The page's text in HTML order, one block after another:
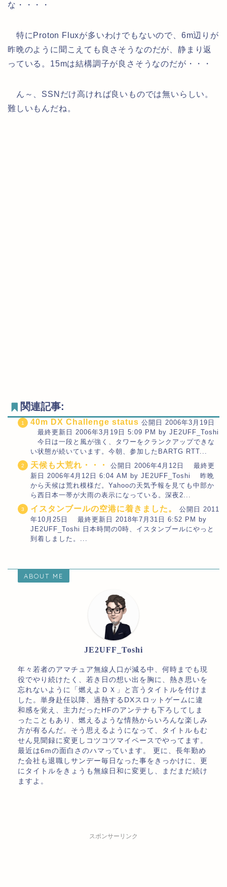
な・・・・
特にProton Fluxが多いわけでもないので、6m辺りが
昨晩のように聞こえても良さそうなのだが、静まり返
っている。15mは結構調子が良さそうなのだが・・・
ん～、SSNだけ高ければ良いものでは無いらしい。
難しいもんだね。
関連記事:
40m DX Challenge status 公開日 2006年3月19日
最終更新日 2006年3月19日 5:09 PM by JE2UFF_Toshi
今日は一段と風が強く、タワーをクランクアップできな
い状態が続いています。今朝、参加したBARTG RTT...
天候も大荒れ・・・
公開日 2006年4月12日 最終更
新日 2006年4月12日 6:04 AM by JE2UFF_Toshi 昨晩
から天候は荒れ模様だ。Yahooの天気予報を見ても中部か
ら西日本一帯が大雨の表示になっている。深夜2...
イスタンブールの空港に着きました。
公開日 2011
年10月25日 最終更新日 2018年7月31日 6:52 PM by
JE2UFF_Toshi 日本時間の0時、イスタンブールにやっと
到着しました。...
ABOUT ME
JE2UFF_Toshi
年々若者のアマチュア無線人口が減る中、何時までも現
役でやり続けたく、若き日の想い出を胸に、熱き思いを
忘れないように「燃えよＤＸ」と言うタイトルを付けま
した。単身赴任以降、過熱するDXスロットゲームに違
和感を覚え、主力だったHFのアンテナも下ろしてしま
ったこともあり、燃えるような情熱からいろんな楽しみ
方が有るんだ。そう思えるようになって、タイトルもむ
せん見聞録に変更しコツコツマイペースでやってます。
最近は6mの面白さのハマっています。 更に、長年勤め
た会社も退職しサンデー毎日なった事をきっかけに、更
にタイトルをきょうも無線日和に変更し、まだまだ続け
ますよ。
スポンサーリンク